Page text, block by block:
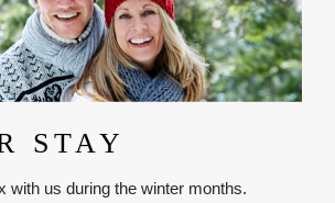
STAY
with us during the winter months.